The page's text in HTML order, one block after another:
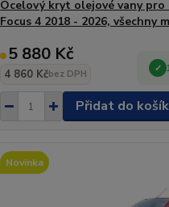
Ocelový kryt olejové vany pro
Focus 4 2018 - 2026, všechny
5 880 Kč
4 860 Kčbez DPH
Přidat do
Novinka